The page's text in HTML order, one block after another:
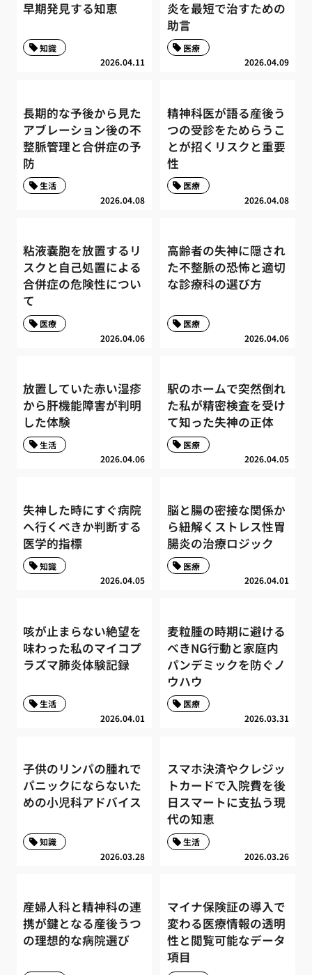
早期発見する知恵
2026.04.11
知識
炎を最短で治すための
助言
2026.04.09
医療
長期的な予後から見た
アブレーション後の不
整脈管理と合併症の予
防
2026.04.08
生活
精神科医が語る産後う
つの受診をためらうこ
とが招くリスクと重要
性
2026.04.08
医療
粘液嚢胞を放置するリ
スクと自己処置による
合併症の危険性につい
て
2026.04.06
医療
高齢者の失神に隠され
た不整脈の恐怖と適切
な診療科の選び方
2026.04.06
医療
放置していた赤い湿疹
から肝機能障害が判明
した体験
2026.04.06
生活
駅のホームで突然倒れ
た私が精密検査を受け
て知った失神の正体
2026.04.05
医療
失神した時にすぐ病院
へ行くべきか判断する
医学的指標
2026.04.05
知識
脳と腸の密接な関係か
ら紐解くストレス性胃
腸炎の治療ロジック
2026.04.01
医療
咳が止まらない絶望を
味わった私のマイコプ
ラズマ肺炎体験記録
2026.04.01
生活
麦粒腫の時期に避ける
べきNG行動と家庭内
パンデミックを防ぐノ
ウハウ
2026.03.31
医療
子供のリンパの腫れで
パニックにならないた
めの小児科アドバイス
2026.03.28
知識
スマホ決済やクレジッ
トカードで入院費を後
日スマートに支払う現
代の知恵
2026.03.26
生活
産婦人科と精神科の連
携が鍵となる産後うつ
の理想的な病院選び
マイナ保険証の導入で
変わる医療情報の透明
性と閲覧可能なデータ
項目